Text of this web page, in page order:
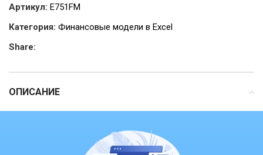
Артикул: E751FM
Категория: Финансовые модели в Excel
Share:
ОПИСАНИЕ